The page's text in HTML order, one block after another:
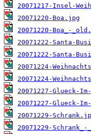
20071217-Insel-
20071220-Boa.jpg
20071220-Boa_-
20071222-Santa-
20071222-Santa-
20071224-
20071224-
20071227-Glueck-
20071227-Glueck-
20071229-
20071229-